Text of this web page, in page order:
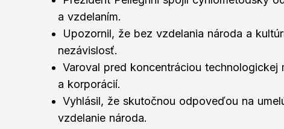
a vzdelaním.
Upozornil, že bez vzdelania národa a
nezávislosť.
Varoval pred koncentráciou
a korporácií.
Vyhlásil, že skutočnou odpoveďou na
vzdelanie národa.